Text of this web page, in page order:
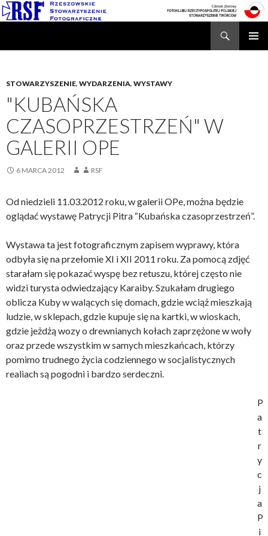
STOWARZYSZENIE, WYDARZENIA, WYSTAWY
"KUBAŃSKA
CZASOPRZESTRZEŃ" W
GALERII OPE
6 MARCA 2012 RSF
Od niedzieli 11.03.2012 roku, w galerii OPe, można będzie
oglądać wystawę Patrycji Pitra “Kubańska czasoprzestrzeń”.
Wystawa ta jest fotograficznym zapisem wyprawy, która
odbyła się na przełomie XI i XII 2011 roku. Za pomocą zdjęć
starałam się pokazać wyspę bez retuszu, której często nie
widzi turysta odwiedzający Karaiby. Szukałam drugiego
oblicza Kuby w walących się domach, gdzie wciąż mieszkają
ludzie, w sklepach, gdzie kupuje się na kartki, w wioskach,
gdzie jeżdżą wozy o drewnianych kołach zaprzężone w woły
oraz przede wszystkim w samych mieszkańcach, którzy
pomimo trudnego życia codziennego w socjalistycznych
realiach są pogodni i bardzo serdeczni.
P
a
t
r
y
c
j
a
P
i